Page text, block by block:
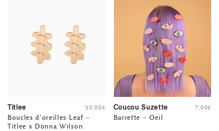
Titlee
Boucles d’oreilles Leaf –
Titlee x Donna Wilson
50,00€ Coucou Suzette
Barrette – Oeil
7,00€